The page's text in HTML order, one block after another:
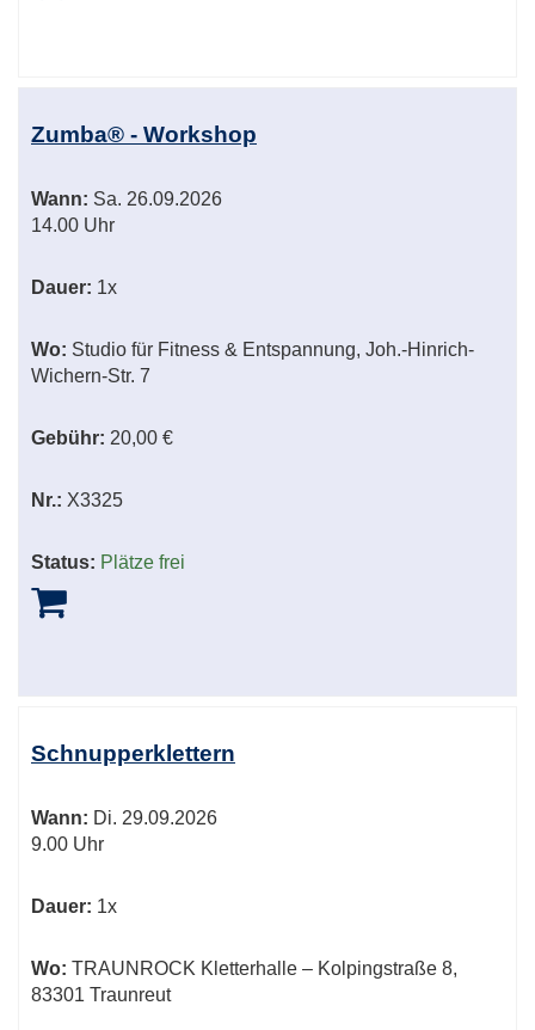
Zumba® - Workshop
Wann: Sa. 26.09.2026
14.00 Uhr
Dauer: 1x
Wo: Studio für Fitness & Entspannung, Joh.-Hinrich-
Wichern-Str. 7
Gebühr: 20,00 €
Nr.: X3325
Status: Plätze frei
Schnupperklettern
Wann: Di. 29.09.2026
9.00 Uhr
Dauer: 1x
Wo: TRAUNROCK Kletterhalle – Kolpingstraße 8,
83301 Traunreut